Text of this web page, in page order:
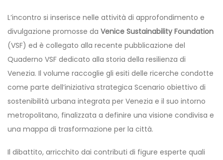
L’incontro si inserisce nelle attività di approfondimento e
divulgazione promosse da Venice Sustainability Foundation
(VSF) ed è collegato alla recente pubblicazione del
Quaderno VSF dedicato alla storia della resilienza di
Venezia. Il volume raccoglie gli esiti delle ricerche condotte
come parte dell’iniziativa strategica Scenario obiettivo di
sostenibilità urbana integrata per Venezia e il suo intorno
metropolitano, finalizzata a definire una visione condivisa e
una mappa di trasformazione per la città.
Il dibattito, arricchito dai contributi di figure esperte quali